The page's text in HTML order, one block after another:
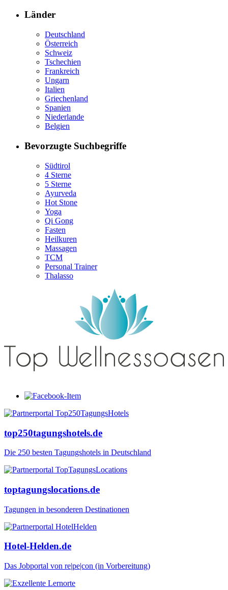
Länder
Deutschland
Österreich
Schweiz
Tschechien
Frankreich
Ungarn
Italien
Griechenland
Spanien
Niederlande
Belgien
Bevorzugte Suchbegriffe
Südtirol
4 Sterne
5 Sterne
Ayurveda
Hot Stone
Yoga
Qi Gong
Fasten
Heilkuren
Massagen
TCM
Personal Trainer
Thalasso
top250tagungshotels.de
Die 250 besten Tagungshotels in Deutschland
toptagungslocations.de
Tagungen in besonderen Destinationen
Hotel-Helden.de
Das Jobportal von re|pe|con (in Vorbereitung)